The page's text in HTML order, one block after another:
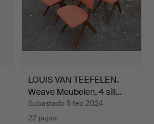
LOUIS VAN TEEFELEN.
Weave Meubelen, 4 sill…
Subastado 5 feb 2024
22 pujas